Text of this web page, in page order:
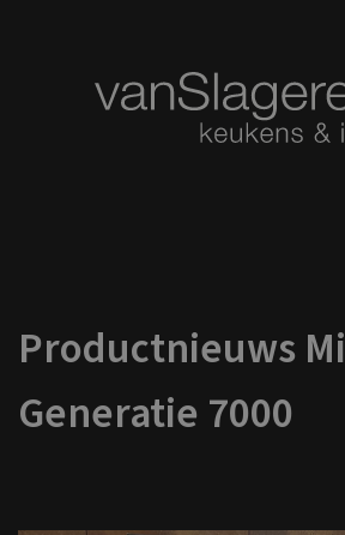
Productnieuws
Generatie 7000